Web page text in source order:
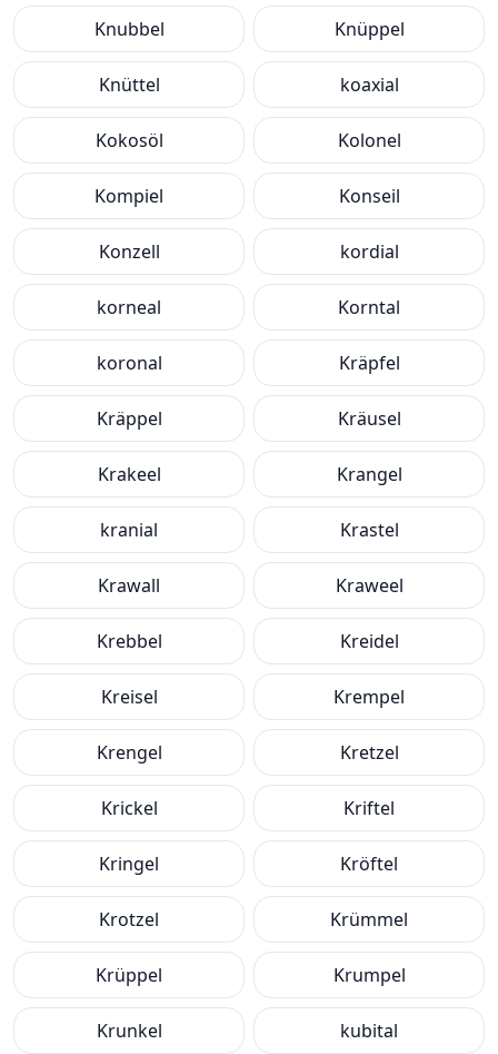
Knubbel Knüppel
Knüttel koaxial
Kokosöl Kolonel
Kompiel Konseil
Konzell kordial
korneal Korntal
koronal Kräpfel
Kräppel Kräusel
Krakeel Krangel
kranial Krastel
Krawall Kraweel
Krebbel Kreidel
Kreisel Krempel
Krengel Kretzel
Krickel Kriftel
Kringel Kröftel
Krotzel Krümmel
Krüppel Krumpel
Krunkel kubital